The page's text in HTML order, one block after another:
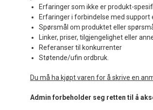
Erfaringer som ikke er produkt-
Erfaringer i forbindelse med support
Spørsmål om produktet eller
Linker, priser, tilgjengelighet eller
Referanser til konkurrenter
Støtende/ufin ordbruk.
Du må ha kjøpt varen for å skrive en
Admin forbeholder seg retten til å